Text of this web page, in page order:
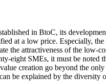
in BtoC, its
at a low price. Especially,
the attractiveness of the
eight SMEs, it must be noted
creation go beyond the
be explained by the diversity